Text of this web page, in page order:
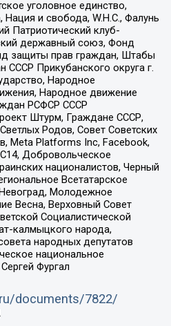
уголовное единство,
и свобода, W.H.С., Фалунь
Патриотический клуб-
державный союз, Фонд
защиты прав граждан, Штабы
СССР Прикубанского округа г.
Народное
Народное движение
РСФСР СССР
Штурм, Граждане СССР,
Родов, Совет Советских
Meta Platforms Inc, Facebook,
Добровольческое
националистов, Черный
Всетатарское
Молодежное
Весна, Верховный Совет
Социалистической
калмыцкого народа,
народных депутатов
национальное
Фургал
documents/7822/